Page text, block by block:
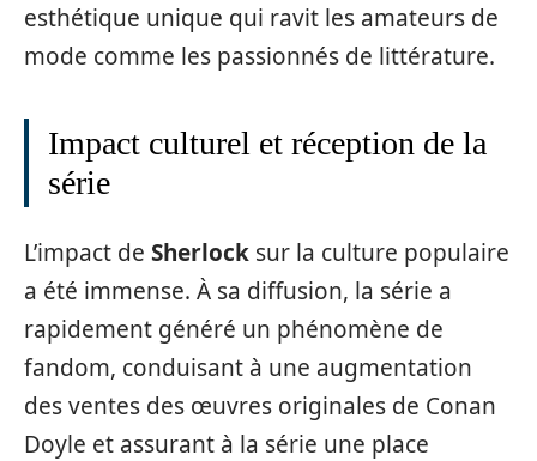
esthétique unique qui ravit les amateurs de
mode comme les passionnés de littérature.
Impact culturel et réception de la
série
L’impact de Sherlock sur la culture populaire
a été immense. À sa diffusion, la série a
rapidement généré un phénomène de
fandom, conduisant à une augmentation
des ventes des œuvres originales de Conan
Doyle et assurant à la série une place